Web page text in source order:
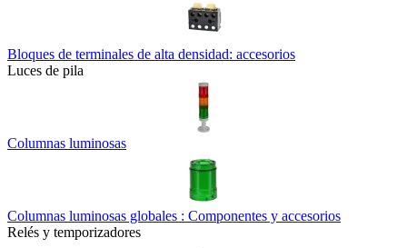
Bloques de terminales de alta densidad: accesorios
Luces de pila
Columnas luminosas
Columnas luminosas globales : Componentes y accesorios
Relés y temporizadores